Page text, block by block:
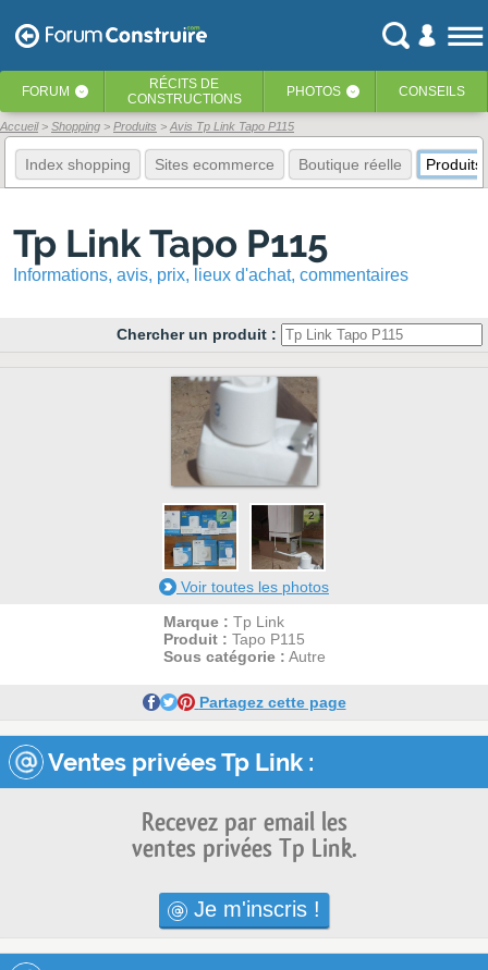
FORUM ‹ RÉCITS DE
CONSTRUCTIONS
PHOTOS ‹ CONSEILS
Accueil Shopping Produits Avis Tp Link Tapo P115
Index shopping Sites ecommerce Boutique réelle Produits
Tp Link Tapo P115
Informations, avis, prix, lieux d'achat, commentaires
Chercher un produit :
2 2
Voir toutes les photos
Marque : Tp Link
Produit : Tapo P115
Sous catégorie : Autre
Partagez cette page
Ventes privées Tp Link :
Recevez par email les
ventes privées Tp Link.
Je m'inscris !